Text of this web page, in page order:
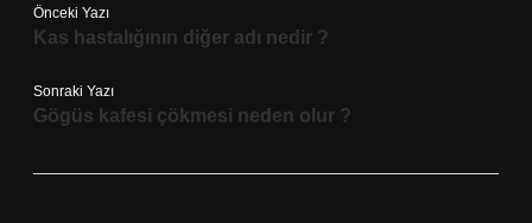
Önceki Yazı
Kas hastalığının diğer adı nedir ?
Sonraki Yazı
Gögüs kafesi çökmesi neden olur ?